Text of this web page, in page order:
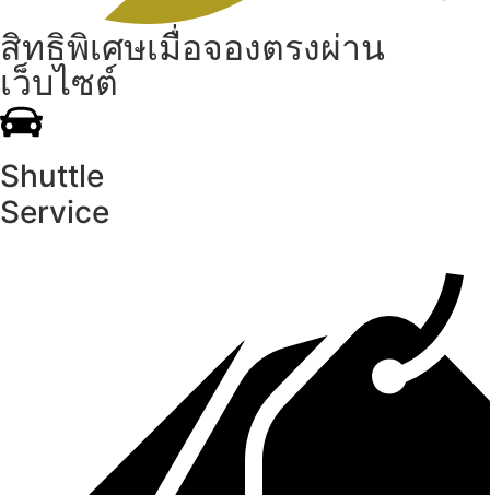
สิทธิพิเศษเมื่อจองตรงผ่าน
เว็บไซต์
Shuttle
Service